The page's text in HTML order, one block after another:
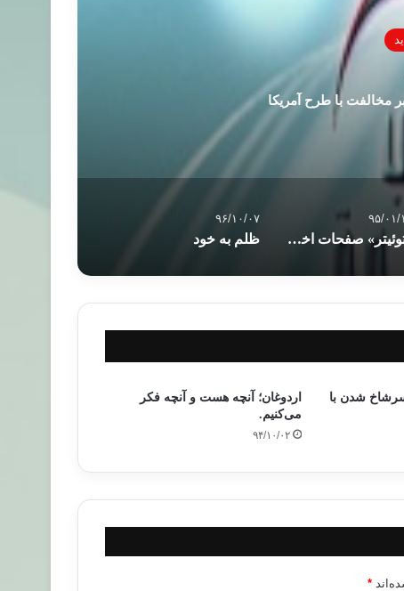
مخالفت با طرح آمریکا
۰۱/۱۴
«توئیتر» صفحات اختصاصی گردان‌های القسام را حذف کرد
۹۶/۱۰/۰۷
ظلم به خود
سرشاخ شدن با
اردوغان؛ آنچه هست و آنچه فکر
می‌کنیم.
۹۴/۱۰/۰۲
*